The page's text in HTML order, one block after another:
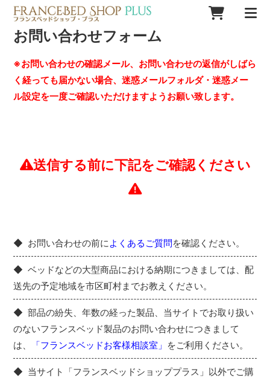
お問い合わせフォーム
※お問い合わせの確認メール、お問い合わせの返信がしばら
く経っても届かない場合、迷惑メールフォルダ・迷惑メー
ル設定を一度ご確認いただけますようお願い致します。
送信する前に下記をご確認ください
お問い合わせの前に よくあるご質問を確認ください。
ベッドなどの大型商品における納期につきましては、配
送先の予定地域を市区町村までお教えください。
部品の紛失、年数の経った製品、当サイトでお取り扱い
のないフランスベッド製品のお問い合わせにつきまして
は、
「フランスベッドお客様相談室」 をご利用ください。
当サイト「フランスベッドショッププラス」以外でご購